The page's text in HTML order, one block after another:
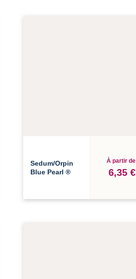
Sedum/Orpin
Blue Pearl ®
À partir de
6,35 €